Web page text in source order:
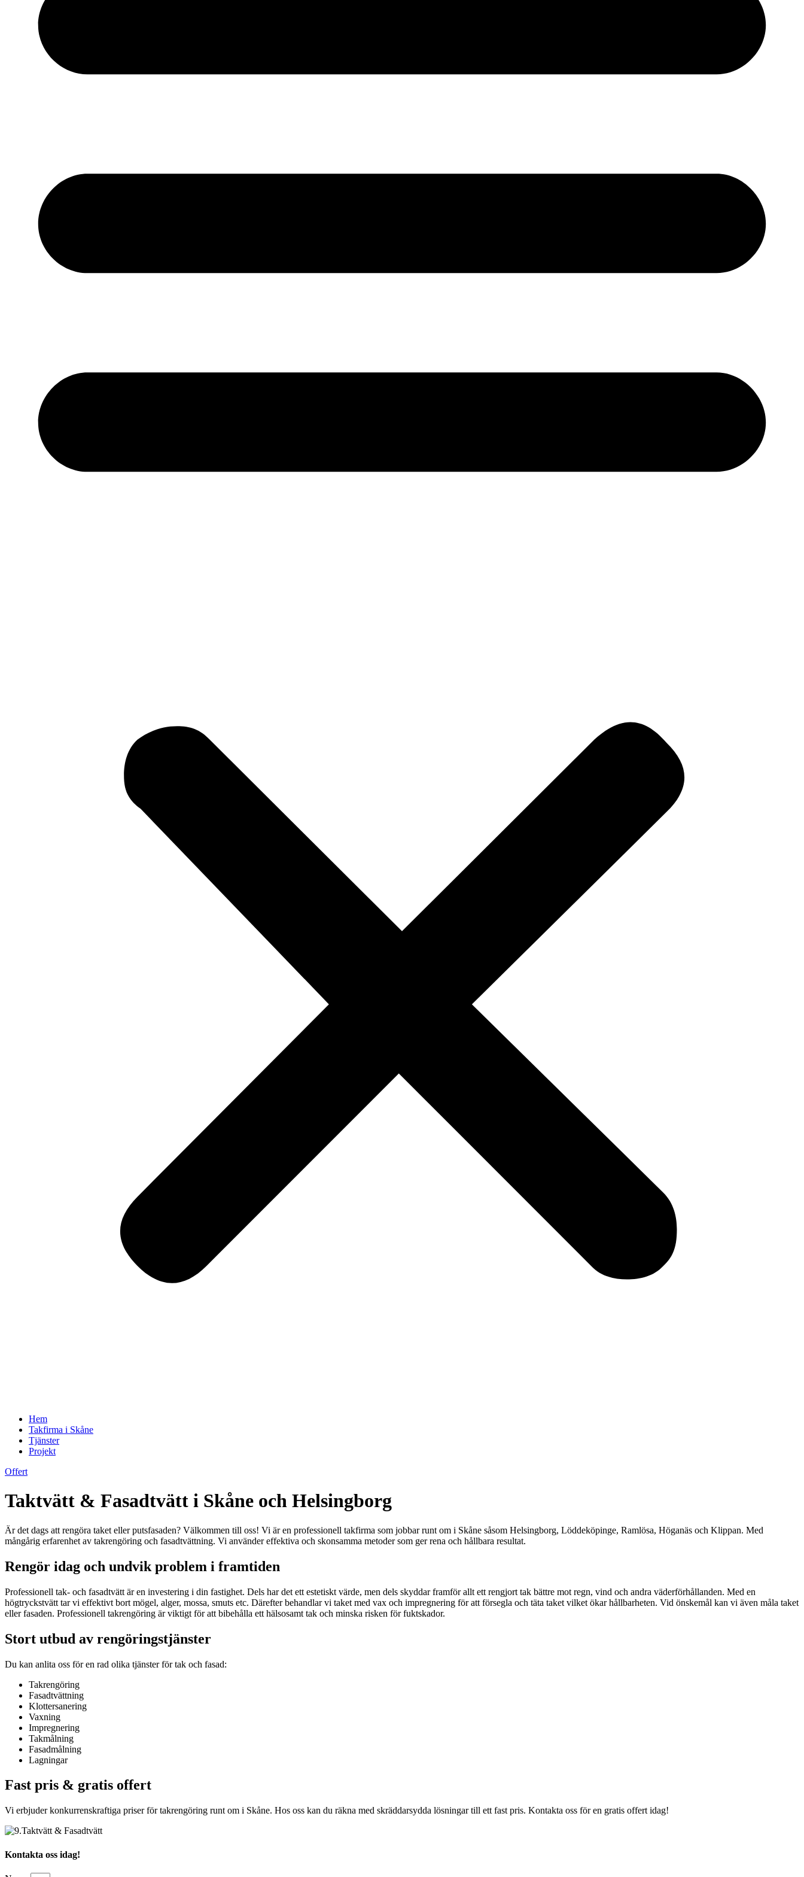
Hem
Takfirma i Skåne
Tjänster
Projekt
Offert
Taktvätt & Fasadtvätt i Skåne och Helsingborg
Är det dags att rengöra taket eller putsfasaden? Välkommen till oss! Vi är en professionell takfirma som jobbar runt om i Skåne såsom Helsingborg, Löddeköpinge, Ramlösa, Höganäs och Klippan. Med
mångårig erfarenhet av takrengöring och fasadtvättning. Vi använder effektiva och skonsamma metoder som ger rena och hållbara resultat.
Rengör idag och undvik problem i framtiden
Professionell tak- och fasadtvätt är en investering i din fastighet. Dels har det ett estetiskt värde, men dels skyddar framför allt ett rengjort tak bättre mot regn, vind och andra väderförhållanden. Med en
högtryckstvätt tar vi effektivt bort mögel, alger, mossa, smuts etc. Därefter behandlar vi taket med vax och impregnering för att försegla och täta taket vilket ökar hållbarheten. Vid önskemål kan vi även måla taket
eller fasaden. Professionell takrengöring är viktigt för att bibehålla ett hälsosamt tak och minska risken för fuktskador.
Stort utbud av rengöringstjänster
Du kan anlita oss för en rad olika tjänster för tak och fasad:
Takrengöring
Fasadtvättning
Klottersanering
Vaxning
Impregnering
Takmålning
Fasadmålning
Lagningar
Fast pris & gratis offert
Vi erbjuder konkurrenskraftiga priser för takrengöring runt om i Skåne. Hos oss kan du räkna med skräddarsydda lösningar till ett fast pris. Kontakta oss för en gratis offert idag!
Kontakta oss idag!